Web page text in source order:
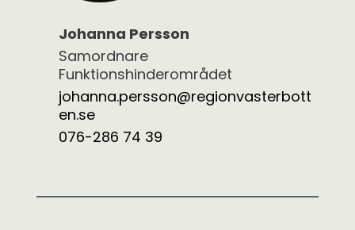
Johanna Persson
Samordnare
Funktionshinderområdet
johanna.persson@regionvasterbott
en.se
076-286 74 39